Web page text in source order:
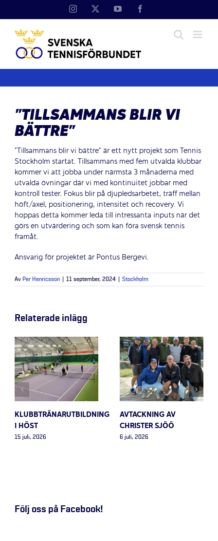
Instagram YouTube
”TILLSAMMANS BLIR VI
BÄTTRE”
”Tillsammans blir vi bättre” är ett nytt projekt som Tennis
Stockholm startat. Tillsammans med fem utvalda klubbar
kommer vi att jobba under närmsta 3 månaderna med
utvalda övningar där vi med kontinuitet jobbar med
kontroll tester. Fokus blir på djupledsarbetet, träff mellan
höft/axel, positionering, intensitet och recovery. Vi
hoppas detta kommer leda till intressanta inputs när det
görs en utvärdering och som kan föra svensk tennis
framåt.
Ansvarig för projektet är Pontus Bergevi.
Av Per Henricsson 11 september, 2024 Stockholm
Relaterade inlägg
KLUBBTRÄNARUTBILDNING
I HÖST
15 juli, 2026
AVTACKNING AV
CHRISTER SJÖÖ
6 juli, 2026
Följ oss på Facebook!